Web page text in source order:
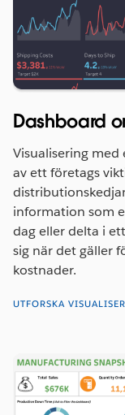
Dashboard
Visualisering
av ett företags
information som
dag eller delta i
sig när det gäller
kostnader.
UTFORSKA